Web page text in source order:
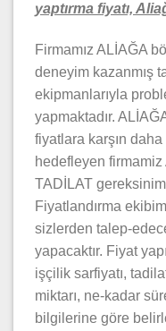
yaptırma fiyatı,
Firmamız ALİAĞA
deneyim kazanmış
ekipmanlarıyla
yapmaktadır.
fiyatlara karşın
hedefleyen
TADİLAT
Fiyatlandırma
sizlerden talep-
yapacaktır. Fiyat
işçilik sarfiyatı,
miktarı, ne-kadar
bilgilerine göre